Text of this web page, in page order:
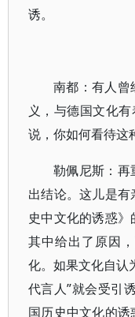
诱。
南都：有人曾
义，与德国文化
说，你如何看待这
勒佩尼斯：再
出结论。这儿是
史中文化的诱惑
其中给出了原因
化。如果文化自认
代言人”就会受引
国历史中文化的